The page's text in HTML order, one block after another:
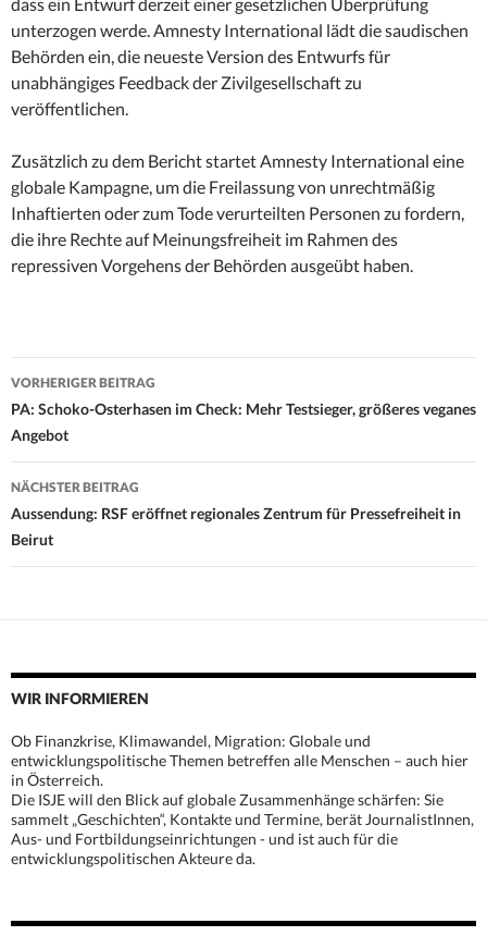
dass ein Entwurf derzeit einer gesetzlichen Überprüfung
unterzogen werde. Amnesty International lädt die saudischen
Behörden ein, die neueste Version des Entwurfs für
unabhängiges Feedback der Zivilgesellschaft zu
veröffentlichen.
Zusätzlich zu dem Bericht startet Amnesty International eine
globale Kampagne, um die Freilassung von unrechtmäßig
Inhaftierten oder zum Tode verurteilten Personen zu fordern,
die ihre Rechte auf Meinungsfreiheit im Rahmen des
repressiven Vorgehens der Behörden ausgeübt haben.
Beitrags-
Navigation
VORHERIGER BEITRAG
PA: Schoko-Osterhasen im Check: Mehr Testsieger, größeres veganes
Angebot
NÄCHSTER BEITRAG
Aussendung: RSF eröffnet regionales Zentrum für Pressefreiheit in
Beirut
WIR INFORMIEREN
Ob Finanzkrise, Klimawandel, Migration: Globale und
entwicklungspolitische Themen betreffen alle Menschen – auch hier
in Österreich.
Die ISJE will den Blick auf globale Zusammenhänge schärfen: Sie
sammelt „Geschichten“, Kontakte und Termine, berät JournalistInnen,
Aus- und Fortbildungseinrichtungen - und ist auch für die
entwicklungspolitischen Akteure da.